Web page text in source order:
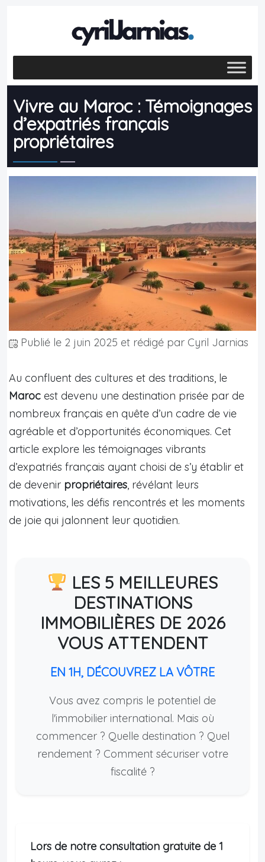
Vivre au Maroc : Témoignages
d’expatriés français
propriétaires
Publié le 2 juin 2025 et rédigé par Cyril Jarnias
Au confluent des cultures et des traditions, le
Maroc est devenu une destination prisée par de
nombreux français en quête d’un cadre de vie
agréable et d’opportunités économiques. Cet
article explore les témoignages vibrants
d’expatriés français ayant choisi de s’y établir et
de devenir propriétaires, révélant leurs
motivations, les défis rencontrés et les moments
de joie qui jalonnent leur quotidien.
LES 5 MEILLEURES
DESTINATIONS
IMMOBILIÈRES DE 2026
VOUS ATTENDENT
EN 1H, DÉCOUVREZ LA VÔTRE
Vous avez compris le potentiel de
l'immobilier international. Mais où
commencer ? Quelle destination ? Quel
rendement ? Comment sécuriser votre
fiscalité ?
Lors de notre consultation gratuite de 1